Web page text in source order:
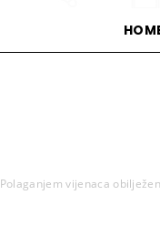
Polaganjem vijenaca